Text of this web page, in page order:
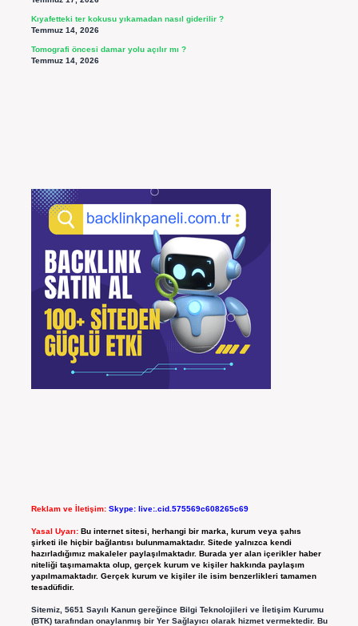
Kıyafetteki ter kokusu yıkamadan nasıl giderilir ?
Temmuz 14, 2026
Tomografi öncesi damar yolu açılır mı ?
Temmuz 14, 2026
Reklam ve İletişim: Skype: live:.cid.575569c608265c69
Yasal Uyarı: Bu internet sitesi, herhangi bir marka, kurum veya şahıs
şirketi ile hiçbir bağlantısı bulunmamaktadır. Sitede yalnızca kendi
hazırladığımız makaleler paylaşılmaktadır. Burada yer alan içerikler haber
niteliği taşımamakta olup, gerçek kurum ve kişiler hakkında paylaşım
yapılmamaktadır. Gerçek kurum ve kişiler ile isim benzerlikleri tamamen
tesadüfidir.
Sitemiz, 5651 Sayılı Kanun gereğince Bilgi Teknolojileri ve İletişim Kurumu
(BTK) tarafından onaylanmış bir Yer Sağlayıcı olarak hizmet vermektedir. Bu